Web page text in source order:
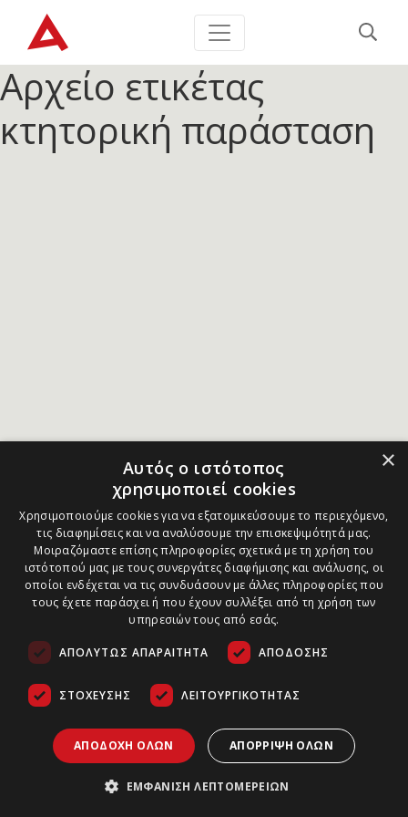
Αρχείο ετικέτας
κτητορική παράσταση
×
Αυτός ο ιστότοπος
χρησιμοποιεί cookies
Χρησιμοποιούμε cookies για να εξατομικεύσουμε το περιεχόμενο,
τις διαφημίσεις και να αναλύσουμε την επισκεψιμότητά μας.
Μοιραζόμαστε επίσης πληροφορίες σχετικά με τη χρήση του
ιστότοπού μας με τους συνεργάτες διαφήμισης και ανάλυσης, οι
οποίοι ενδέχεται να τις συνδυάσουν με άλλες πληροφορίες που
τους έχετε παράσχει ή που έχουν συλλέξει από τη χρήση των
υπηρεσιών τους από εσάς.
ΑΠΟΛΎΤΩΣ ΑΠΑΡΑΊΤΗΤΑ ΑΠΌΔΟΣΗΣ
ΣΤΌΧΕΥΣΗΣ ΛΕΙΤΟΥΡΓΙΚΌΤΗΤΑΣ
ΑΠΟΔΟΧΉ ΌΛΩΝ ΑΠΌΡΡΙΨΗ ΌΛΩΝ
ΕΜΦΆΝΙΣΗ ΛΕΠΤΟΜΕΡΕΙΏΝ